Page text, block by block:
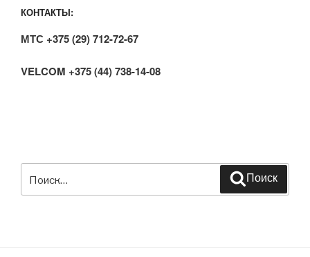
КОНТАКТЫ:
МТС +375 (29) 712-72-67
VELCOM +375 (44) 738-14-08
Поиск